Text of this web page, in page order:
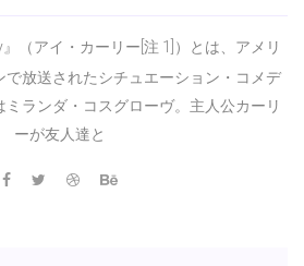
（アイ・カーリー[注 1]）とは、アメリ
で放送されたシチュエーション・コメデ
ミランダ・コスグローヴ。主人公カーリ
ーが友人達と